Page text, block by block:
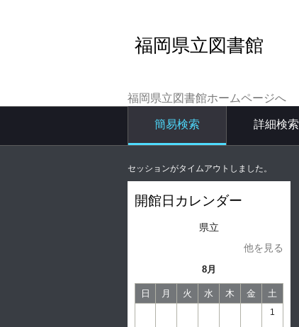
福岡県立図書館
福岡県立図書館ホームページへ
簡易検索 詳細検索
セッションがタイムアウトしました。
開館日カレンダー
県立
他を見る
8月
日 月 火 水 木 金 土
1